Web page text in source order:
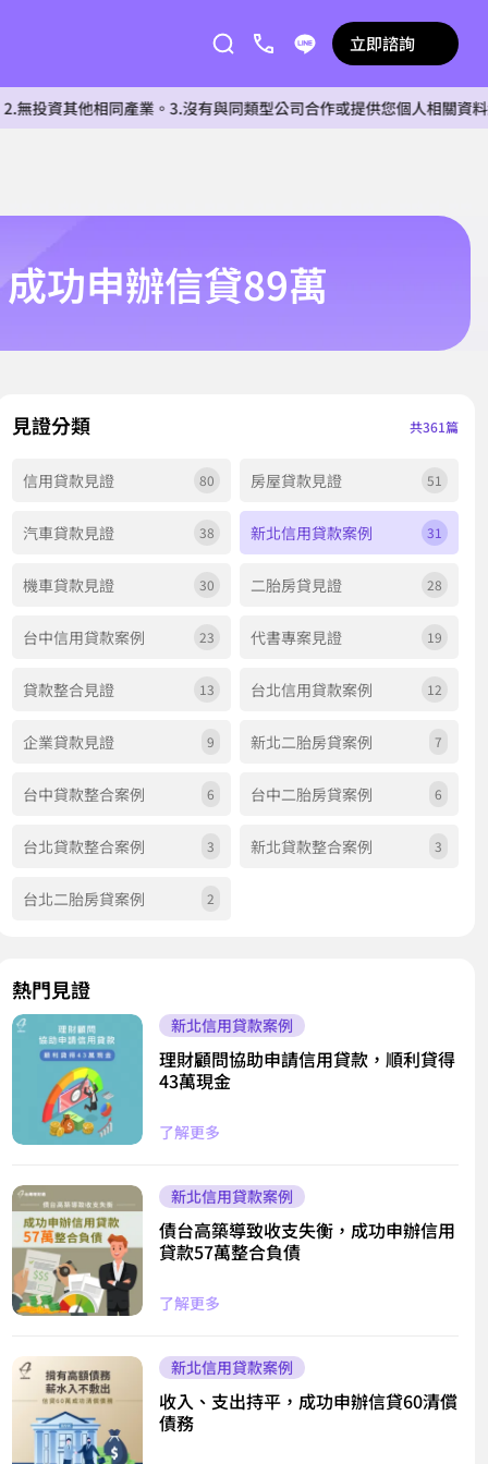
立即諮詢
相同產業。3.沒有與同類型公司合作或提供您個人相關資料給任
功申辦信貸89萬
見證分類 共361篇
信用貸款見證 80 房屋貸款見證 51
汽車貸款見證 38 新北信用貸款案例 31
機車貸款見證 30 二胎房貸見證 28
台中信用貸款案例 23 代書專案見證 19
貸款整合見證 13 台北信用貸款案例 12
企業貸款見證 9 新北二胎房貸案例 7
台中貸款整合案例 6 台中二胎房貸案例 6
台北貸款整合案例 3 新北貸款整合案例 3
台北二胎房貸案例 2
熱門見證
新北信用貸款案例
理財顧問協助申請信用貸款，順利貸得
43萬現金
了解更多
新北信用貸款案例
債台高築導致收支失衡，成功申辦信用
貸款57萬整合負債
了解更多
新北信用貸款案例
收入、支出持平，成功申辦信貸60清償
債務